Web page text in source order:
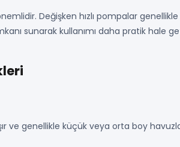
Değişken hızlı pompalar
sunarak kullanımı daha pratik hale
ve genellikle küçük veya orta boy